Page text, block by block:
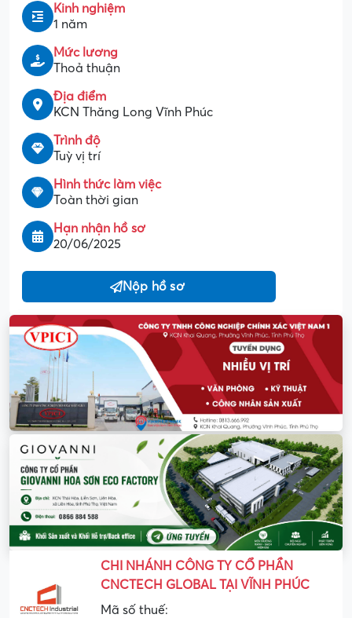
Kinh nghiệm
1 năm
Mức lương
Thoả thuận
Địa điểm
KCN Thăng Long Vĩnh Phúc
Trình độ
Tuỳ vị trí
Hình thức làm việc
Toàn thời gian
Hạn nhận hồ sơ
20/06/2025
Nộp hồ sơ
CHI NHÁNH CÔNG TY CỔ PHẦN
CNCTECH GLOBAL TẠI VĨNH PHÚC
Mã số thuế: